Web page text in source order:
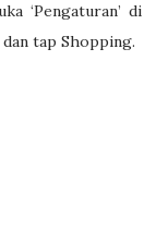
‘Pengaturan’ di
tap Shopping.